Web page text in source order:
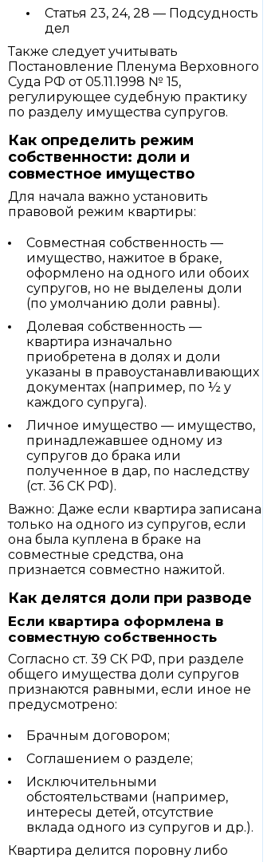
Статья 23, 24, 28 — Подсудность
дел
Также следует учитывать
Постановление Пленума Верховного
Суда РФ от 05.11.1998 № 15,
регулирующее судебную практику
по разделу имущества супругов.
Как определить режим
собственности: доли и
совместное имущество
Для начала важно установить
правовой режим квартиры:
Совместная собственность —
имущество, нажитое в браке,
оформлено на одного или обоих
супругов, но не выделены доли
(по умолчанию доли равны).
Долевая собственность —
квартира изначально
приобретена в долях и доли
указаны в правоустанавливающих
документах (например, по ½ у
каждого супруга).
Личное имущество — имущество,
принадлежавшее одному из
супругов до брака или
полученное в дар, по наследству
(ст. 36 СК РФ).
Важно: Даже если квартира записана
только на одного из супругов, если
она была куплена в браке на
совместные средства, она
признается совместно нажитой.
Как делятся доли при разводе
Если квартира оформлена в
совместную собственность
Согласно ст. 39 СК РФ, при разделе
общего имущества доли супругов
признаются равными, если иное не
предусмотрено:
Брачным договором;
Соглашением о разделе;
Исключительными
обстоятельствами (например,
интересы детей, отсутствие
вклада одного из супругов и др.).
Квартира делится поровну либо